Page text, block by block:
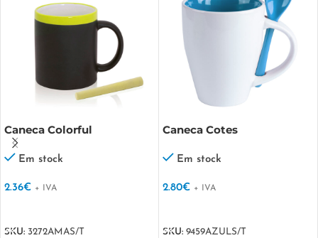
Caneca Colorful
Em stock
2.36€ + IVA
SKU: 3272AMAS/T
Caneca Cotes
Em stock
2.80€ + IVA
SKU: 9459AZULS/T